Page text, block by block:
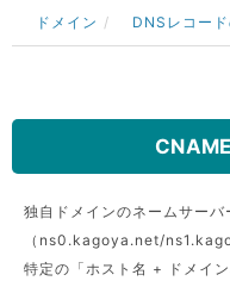
ドメイン DNSレコー
独自ドメインのネームサー
（ns0.kagoya.net/
特定の「ホスト名 + ドメイ